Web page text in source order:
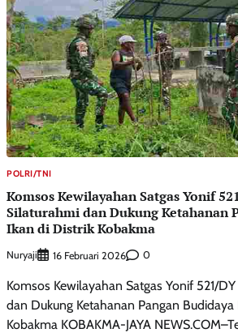
POLRI/TNI
Komsos Kewilayahan Satgas Yonif
Silaturahmi dan Dukung Ketahanan
Ikan di Distrik Kobakma
Nuryaji 16 Februari 2026 0
Komsos Kewilayahan Satgas Yonif 521/
dan Dukung Ketahanan Pangan
Kobakma KOBAKMA-JAYA